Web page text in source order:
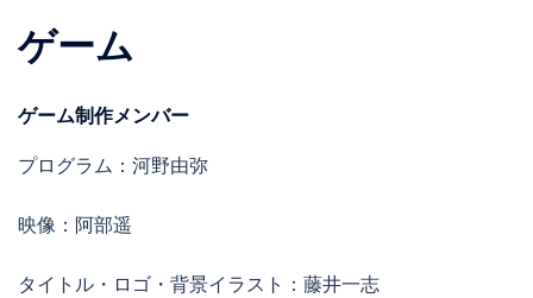
ゲーム
ゲーム制作メンバー
プログラム：河野由弥
映像：阿部遥
タイトル・ロゴ・背景イラスト：藤井一志